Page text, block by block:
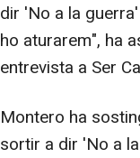
dir 'No a la
ho aturarem", ha
entrevista a Ser
Montero ha
sortir a dir 'No a